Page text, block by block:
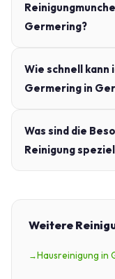
Germering?
Wie schnell kann
Germering in
Was sind die
Reinigung
Weitere
Hausreinigung in